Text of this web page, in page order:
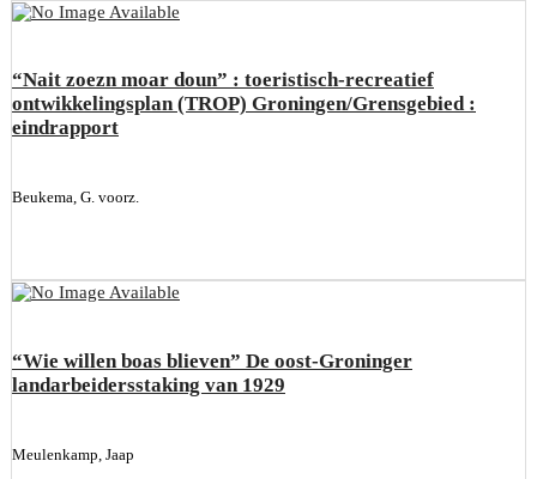
“Nait zoezn moar doun” : toeristisch-recreatief
ontwikkelingsplan (TROP) Groningen/Grensgebied :
eindrapport
Beukema, G. voorz.
“Wie willen boas blieven” De oost-Groninger
landarbeidersstaking van 1929
Meulenkamp, Jaap